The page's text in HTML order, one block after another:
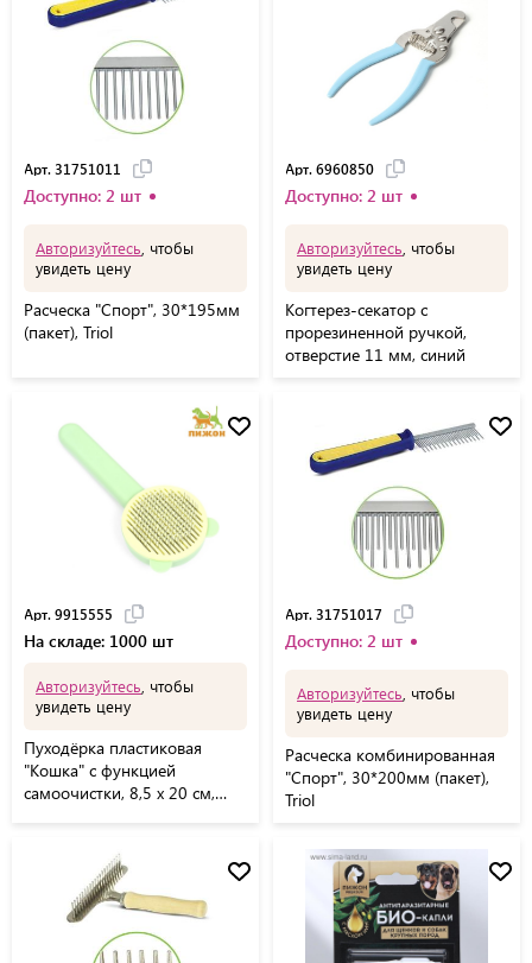
Арт. 31751011
Доступно: 2 шт
Авторизуйтесь , чтобы
увидеть цену
Расческа "Спорт", 30*195мм
(пакет), Triol
Арт. 6960850
Доступно: 2 шт
Авторизуйтесь , чтобы
увидеть цену
Когтерез-секатор с
прорезиненной ручкой,
отверстие 11 мм, синий
Арт. 9915555
На складе: 1000 шт
Авторизуйтесь , чтобы
увидеть цену
Пуходёрка пластиковая
"Кошка" с функцией
самоочистки, 8,5 х 20 см,
Арт. 31751017
Доступно: 2 шт
Авторизуйтесь , чтобы
увидеть цену
Расческа комбинированная
"Спорт", 30*200мм (пакет),
Triol